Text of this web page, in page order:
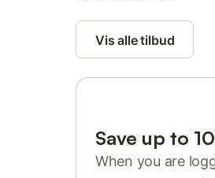
Vis alle tilbud
Save up to
When you are